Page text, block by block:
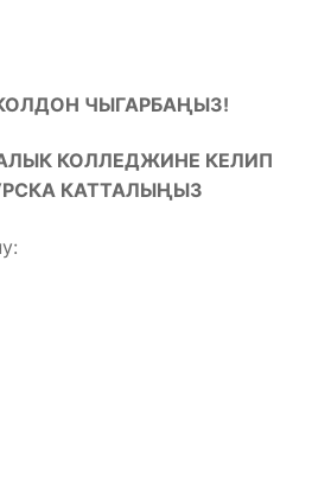
ЧЫГАРБАҢЫЗ!
КОЛЛЕДЖИНЕ КЕЛИП
КАТТАЛЫҢЫЗ